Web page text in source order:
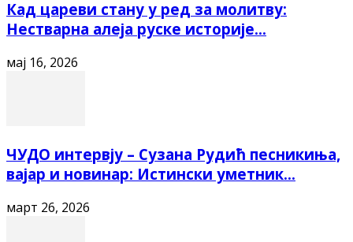
Кад цареви стану у ред за молитву:
Нестварна алеја руске историје...
мај 16, 2026
ЧУДО интервју – Сузана Рудић песникиња,
вајар и новинар: Истински уметник...
март 26, 2026